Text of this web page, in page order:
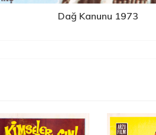
Dağ Kanunu 1973